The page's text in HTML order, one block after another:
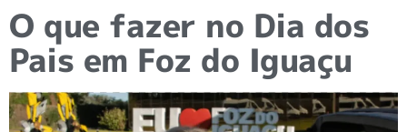
O que fazer no Dia dos
Pais em Foz do Iguaçu